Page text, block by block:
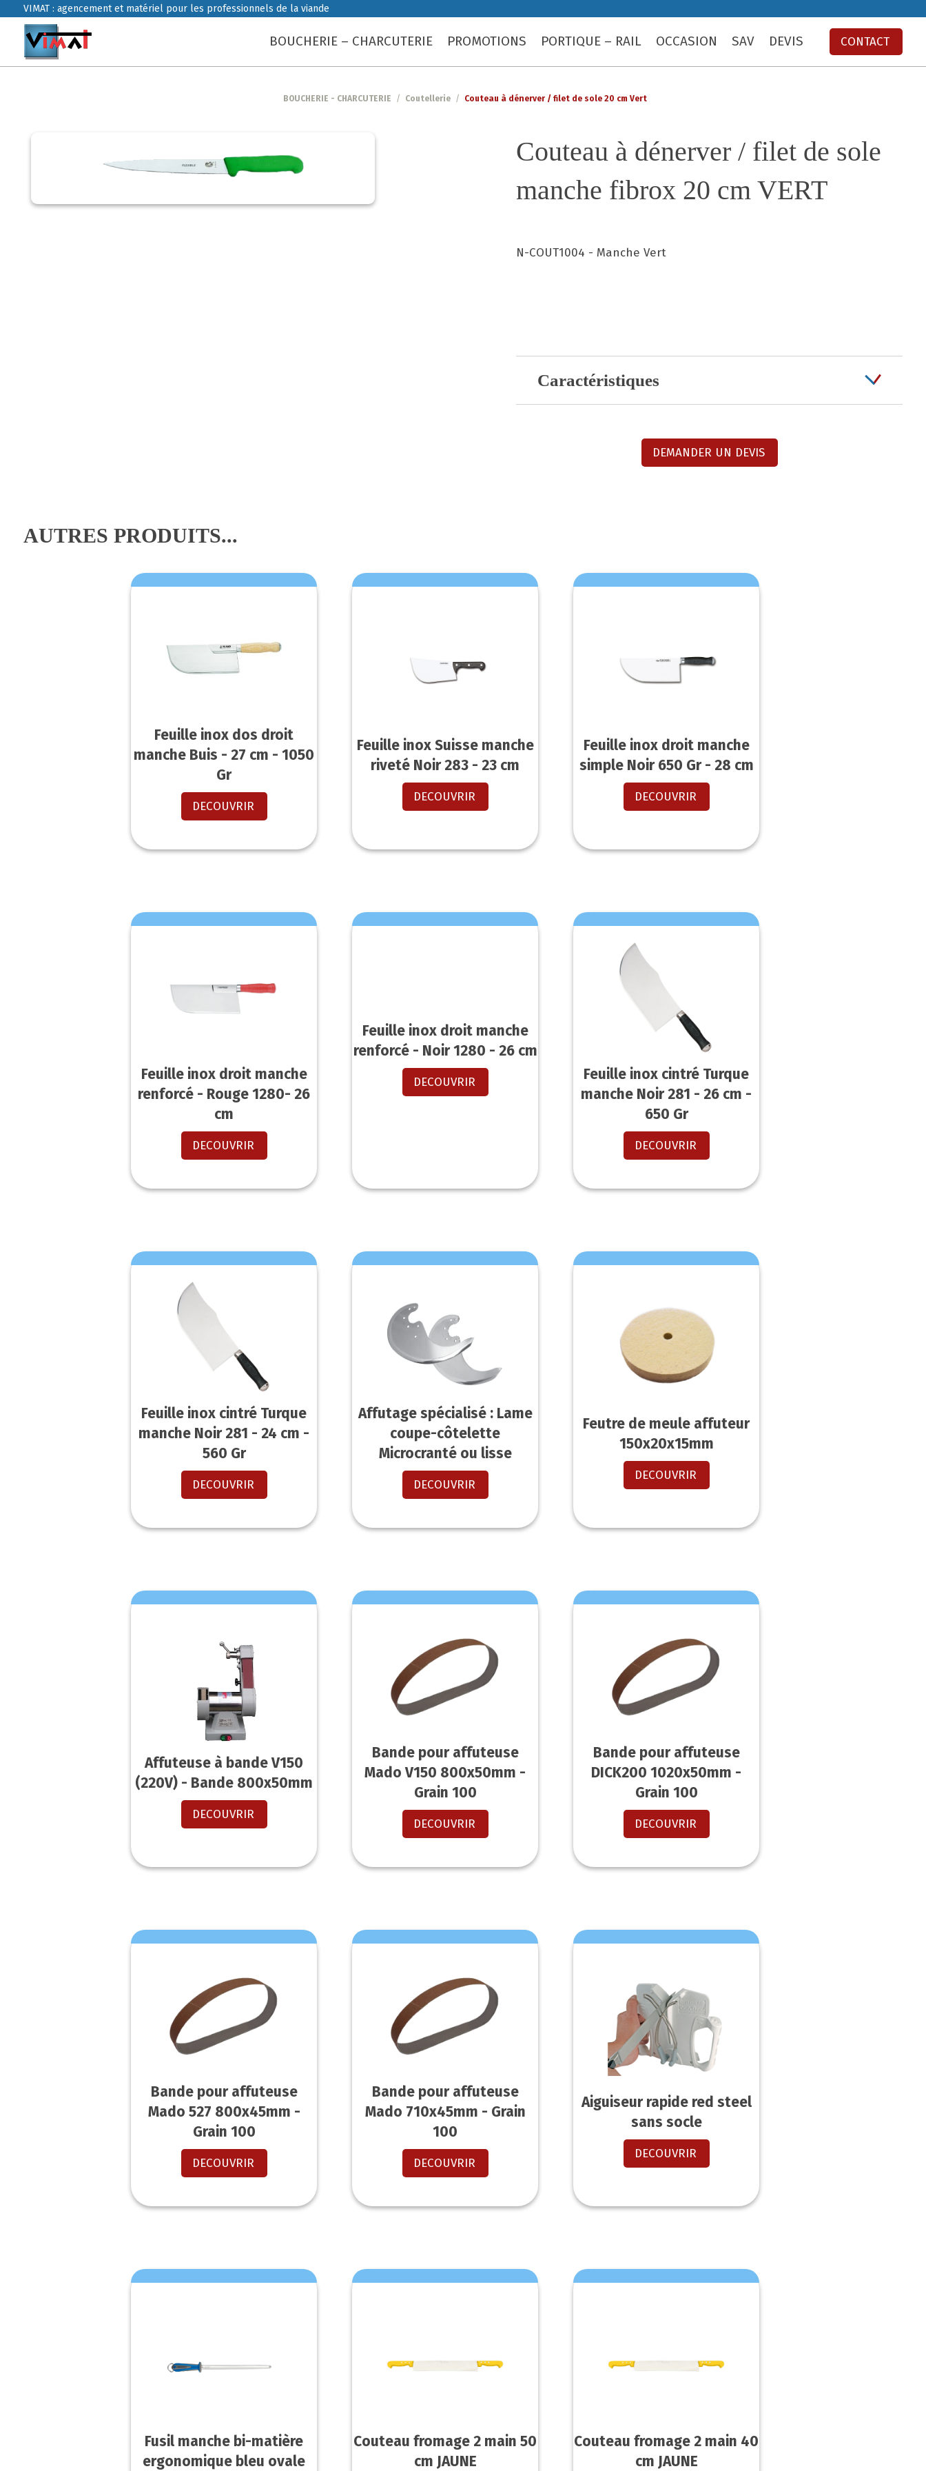
VIMAT : agencement et matériel pour les professionnels de la viande
BOUCHERIE – CHARCUTERIE PROMOTIONS PORTIQUE – RAIL OCCASION SAV DEVIS CONTACT
BOUCHERIE - CHARCUTERIE / Coutellerie / Couteau à dénerver / filet de sole 20 cm Vert
Couteau à dénerver / filet de sole
manche fibrox 20 cm VERT
N-COUT1004 - Manche Vert
Caractéristiques
DEMANDER UN DEVIS
AUTRES PRODUITS...
Feuille inox dos droit
manche Buis - 27 cm - 1050
Gr
DECOUVRIR
Feuille inox Suisse manche
riveté Noir 283 - 23 cm
DECOUVRIR
Feuille inox droit manche
simple Noir 650 Gr - 28 cm
DECOUVRIR
Feuille inox droit manche
renforcé - Rouge 1280- 26
cm
DECOUVRIR
Feuille inox droit manche
renforcé - Noir 1280 - 26 cm
DECOUVRIR
Feuille inox cintré Turque
manche Noir 281 - 26 cm -
650 Gr
DECOUVRIR
Feuille inox cintré Turque
manche Noir 281 - 24 cm -
560 Gr
DECOUVRIR
Affutage spécialisé : Lame
coupe-côtelette
Microcranté ou lisse
DECOUVRIR
Feutre de meule affuteur
150x20x15mm
DECOUVRIR
Affuteuse à bande V150
(220V) - Bande 800x50mm
DECOUVRIR
Bande pour affuteuse
Mado V150 800x50mm -
Grain 100
DECOUVRIR
Bande pour affuteuse
DICK200 1020x50mm -
Grain 100
DECOUVRIR
Bande pour affuteuse
Mado 527 800x45mm -
Grain 100
DECOUVRIR
Bande pour affuteuse
Mado 710x45mm - Grain
100
DECOUVRIR
Aiguiseur rapide red steel
sans socle
DECOUVRIR
Fusil manche bi-matière
ergonomique bleu ovale
Couteau fromage 2 main 50
cm JAUNE
Couteau fromage 2 main 40
cm JAUNE